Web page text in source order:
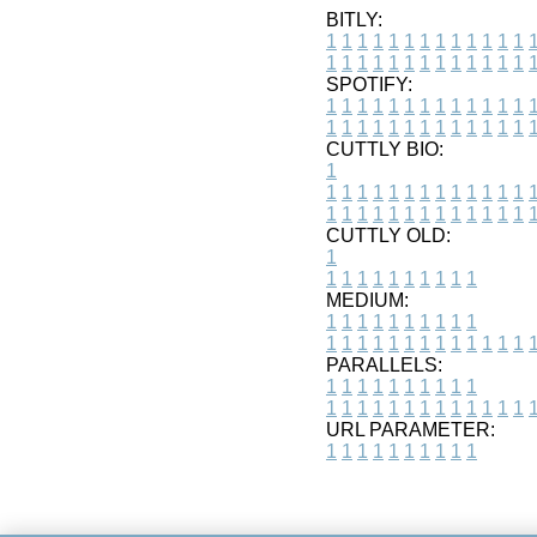
BITLY:
1 1 1 1 1 1 1 1 1 1 1 1 1 1
1 1 1 1 1 1 1 1 1 1 1 1 1 1
SPOTIFY:
1 1 1 1 1 1 1 1 1 1 1 1 1 1
1 1 1 1 1 1 1 1 1 1 1 1 1 1
CUTTLY BIO:
1
1 1 1 1 1 1 1 1 1 1 1 1 1 1
1 1 1 1 1 1 1 1 1 1 1 1 1 1
CUTTLY OLD:
1
1 1 1 1 1 1 1 1 1 1
MEDIUM:
1 1 1 1 1 1 1 1 1 1
1 1 1 1 1 1 1 1 1 1 1 1 1 1
PARALLELS:
1 1 1 1 1 1 1 1 1 1
1 1 1 1 1 1 1 1 1 1 1 1 1 1
URL PARAMETER:
1 1 1 1 1 1 1 1 1 1